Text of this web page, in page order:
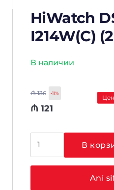
HiWatch
I214W(C)
В наличии
₼136 -11%
₼ 121
товара
В
Ani